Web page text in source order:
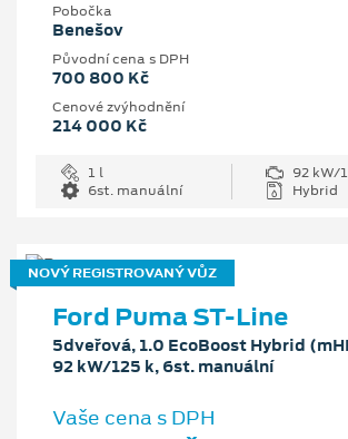
Pobočka
Benešov
Původní cena s DPH
700 800 Kč
Cenové zvýhodnění
214 000 Kč
1 l
92 kW/
6st. manuální
Hybrid
NOVÝ REGISTROVANÝ VŮZ
Ford Puma ST-Line
5dveřová, 1.0 EcoBoost Hybrid
92 kW/125 k, 6st. manuální
Vaše cena s DPH